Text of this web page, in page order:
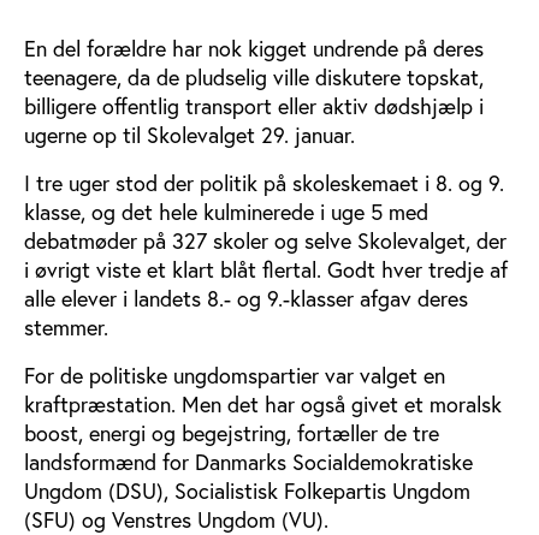
En del forældre har nok kigget undrende på deres
teenagere, da de pludselig ville diskutere topskat,
billigere offentlig transport eller aktiv dødshjælp i
ugerne op til Skolevalget 29. januar.
I tre uger stod der politik på skoleskemaet i 8. og 9.
klasse, og det hele kulminerede i uge 5 med
debatmøder på 327 skoler og selve Skolevalget, der
i øvrigt viste et klart blåt flertal. Godt hver tredje af
alle elever i landets 8.- og 9.-klasser afgav deres
stemmer.
For de politiske ungdomspartier var valget en
kraftpræstation. Men det har også givet et moralsk
boost, energi og begejstring, fortæller de tre
landsformænd for Danmarks Socialdemokratiske
Ungdom (DSU), Socialistisk Folkepartis Ungdom
(SFU) og Venstres Ungdom (VU).